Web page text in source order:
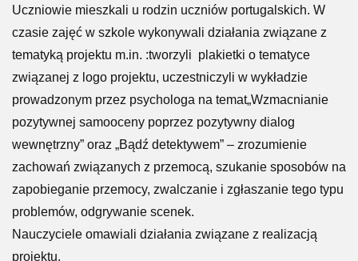
Uczniowie mieszkali u rodzin uczniów portugalskich. W
czasie zajęć w szkole wykonywali działania związane z
tematyką projektu m.in. :tworzyli plakietki o tematyce
związanej z logo projektu, uczestniczyli w wykładzie
prowadzonym przez psychologa na temat„Wzmacnianie
pozytywnej samooceny poprzez pozytywny dialog
wewnętrzny” oraz „Bądź detektywem” – zrozumienie
zachowań związanych z przemocą, szukanie sposobów na
zapobieganie przemocy, zwalczanie i zgłaszanie tego typu
problemów, odgrywanie scenek.
Nauczyciele omawiali działania związane z realizacją
projektu.